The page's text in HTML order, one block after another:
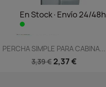
En Stock·Envío 24/48h
Vista rápida
PERCHA SIMPLE PARA CABINA...
3,39 € 2,37 €